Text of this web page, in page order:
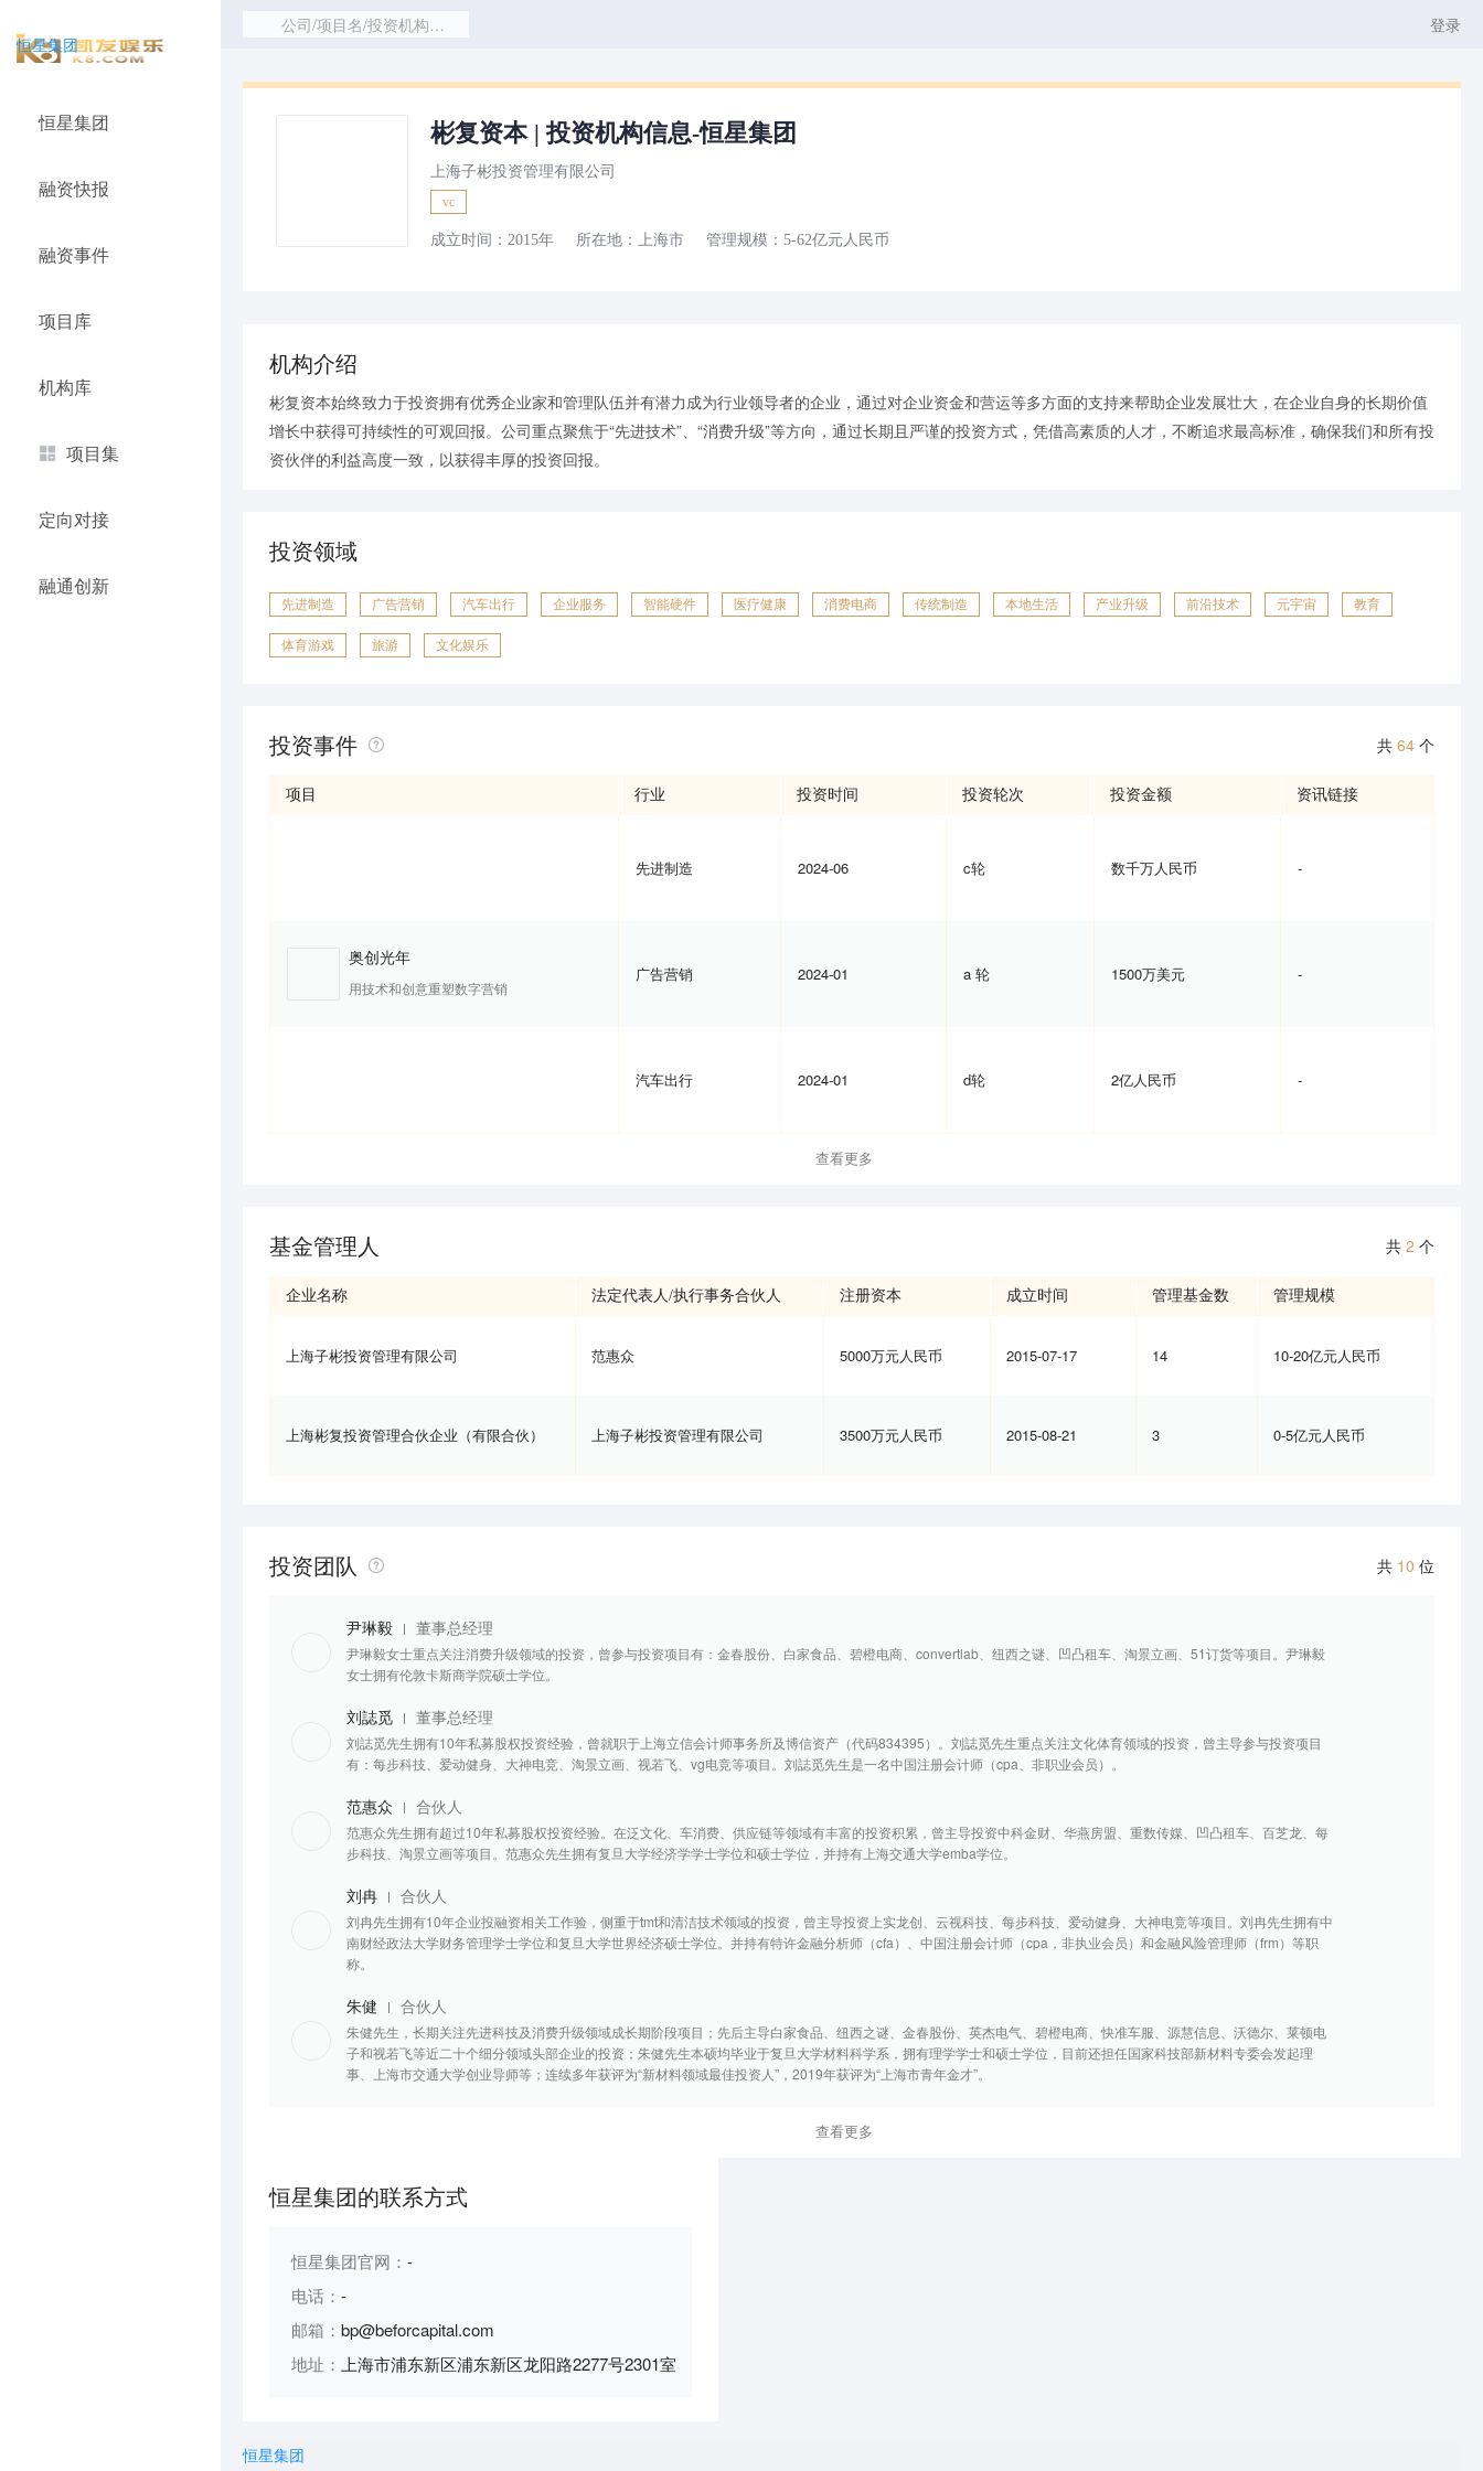
恒星集团
恒星集团
融资快报
融资事件
项目库
机构库
项目集
定向对接
融通创新
公司/项目名/投资机构/赛道 登录
彬复资本 | 投资机构信息-恒星集团
上海子彬投资管理有限公司
vc
成立时间：2015年 所在地：上海市 管理规模：5-62亿元人民币
机构介绍
彬复资本始终致力于投资拥有优秀企业家和管理队伍并有潜力成为行业领导者的企业，通过对企业资金和营运等多方面的支持来帮助企业发展壮大，在企业自身的长期价值
增长中获得可持续性的可观回报。公司重点聚焦于“先进技术”、“消费升级”等方向，通过长期且严谨的投资方式，凭借高素质的人才，不断追求最高标准，确保我们和所有投
资伙伴的利益高度一致，以获得丰厚的投资回报。
投资领域
先进制造 广告营销 汽车出行 企业服务 智能硬件 医疗健康 消费电商 传统制造 本地生活 产业升级 前沿技术 元宇宙 教育
体育游戏 旅游 文化娱乐
投资事件 共 64 个
项目 行业 投资时间 投资轮次 投资金额 资讯链接
先进制造 2024-06 c轮 数千万人民币 -
奥创光年
用技术和创意重塑数字营销
广告营销 2024-01 a 轮 1500万美元 -
汽车出行 2024-01 d轮 2亿人民币 -
查看更多
基金管理人 共 2 个
企业名称 法定代表人/执行事务合伙人 注册资本 成立时间 管理基金数 管理规模
上海子彬投资管理有限公司 范惠众 5000万元人民币 2015-07-17 14 10-20亿元人民币
上海彬复投资管理合伙企业（有限合伙） 上海子彬投资管理有限公司 3500万元人民币 2015-08-21 3 0-5亿元人民币
投资团队 共 10 位
尹琳毅 董事总经理
尹琳毅女士重点关注消费升级领域的投资，曾参与投资项目有：金春股份、白家食品、碧橙电商、convertlab、纽西之谜、凹凸租车、淘景立画、51订货等项目。尹琳毅
女士拥有伦敦卡斯商学院硕士学位。
刘誌觅 董事总经理
刘誌觅先生拥有10年私募股权投资经验，曾就职于上海立信会计师事务所及博信资产（代码834395）。刘誌觅先生重点关注文化体育领域的投资，曾主导参与投资项目
有：每步科技、爱动健身、大神电竞、淘景立画、视若飞、vg电竞等项目。刘誌觅先生是一名中国注册会计师（cpa、非职业会员）。
范惠众 合伙人
范惠众先生拥有超过10年私募股权投资经验。在泛文化、车消费、供应链等领域有丰富的投资积累，曾主导投资中科金财、华燕房盟、重数传媒、凹凸租车、百芝龙、每
步科技、淘景立画等项目。范惠众先生拥有复旦大学经济学学士学位和硕士学位，并持有上海交通大学emba学位。
刘冉 合伙人
刘冉先生拥有10年企业投融资相关工作验，侧重于tmt和清洁技术领域的投资，曾主导投资上实龙创、云视科技、每步科技、爱动健身、大神电竞等项目。刘冉先生拥有中
南财经政法大学财务管理学士学位和复旦大学世界经济硕士学位。并持有特许金融分析师（cfa）、中国注册会计师（cpa，非执业会员）和金融风险管理师（frm）等职
称。
朱健 合伙人
朱健先生，长期关注先进科技及消费升级领域成长期阶段项目；先后主导白家食品、纽西之谜、金春股份、英杰电气、碧橙电商、快准车服、源慧信息、沃德尔、莱顿电
子和视若飞等近二十个细分领域头部企业的投资；朱健先生本硕均毕业于复旦大学材料科学系，拥有理学学士和硕士学位，目前还担任国家科技部新材料专委会发起理
事、上海市交通大学创业导师等；连续多年获评为“新材料领域最佳投资人”，2019年获评为“上海市青年金才”。
查看更多
恒星集团的联系方式
恒星集团官网： -
电话： -
邮箱： bp@beforcapital.com
地址： 上海市浦东新区浦东新区龙阳路2277号2301室
恒星集团